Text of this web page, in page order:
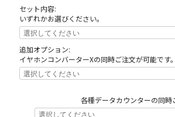
天井の木枠部分に島へ固定する為にホールが空けたネ
は修復できない部分ですので予めご了承下さい。
セット内容:
いずれかお選びください。
追加オプション:
イヤホンコンバーターXの同時ご注文が可能です。
各種データカウンターの同時